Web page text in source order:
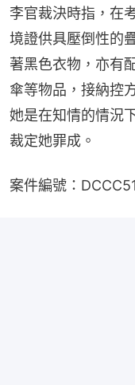
李官裁決時指，在
境證供具壓倒性的
著黑色衣物，亦有
傘等物品，接納控
她是在知情的情況
裁定她罪成。
案件編號：